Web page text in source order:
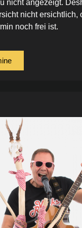
nicht angezeigt.
nicht ersichtlich,
noch frei ist.